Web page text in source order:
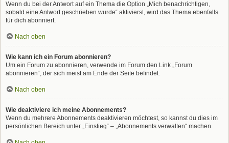
Wenn du bei der Antwort auf ein Thema die Option „Mich benachrichtigen,
sobald eine Antwort geschrieben wurde“ aktivierst, wird das Thema ebenfalls
für dich abonniert.
Nach oben
Wie kann ich ein Forum abonnieren?
Um ein Forum zu abonnieren, verwende im Forum den Link „Forum
abonnieren“, der sich meist am Ende der Seite befindet.
Nach oben
Wie deaktiviere ich meine Abonnements?
Wenn du mehrere Abonnements deaktivieren möchtest, so kannst du dies im
persönlichen Bereich unter „Einstieg“ – „Abonnements verwalten“ machen.